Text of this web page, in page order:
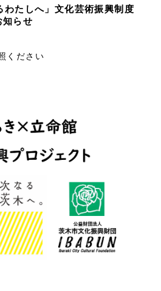
たしへ」文化芸術振興制度
知らせ
ください